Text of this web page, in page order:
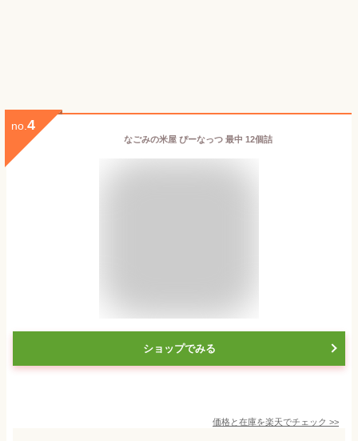
no. 4
なごみの米屋 ぴーなっつ 最中 12個詰
ショップでみる
価格と在庫を楽天でチェック >>